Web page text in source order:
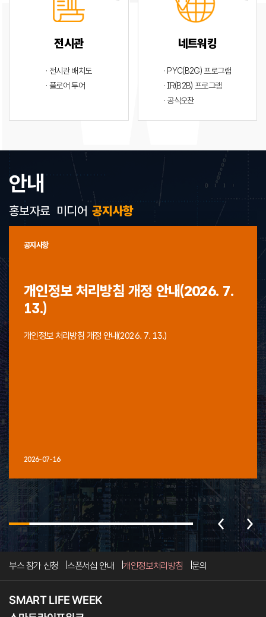
전시관
· 전시관 배치도
· 플로어 투어
네트워킹
· PYC(B2G) 프로그램
· IR(B2B) 프로그램
· 공식오찬
안내
공지사항
공지사항
개인정보 처리방침 개정 안내(2026. 7.
13.)
개인정보 처리방침 개정 안내(2026. 7. 13.)
2026-07-16
홍보자료 미디어
부스 참가 신청 스폰서십 안내 개인정보처리방침 문의